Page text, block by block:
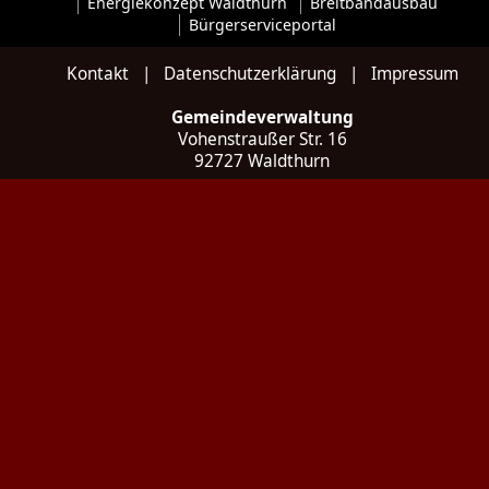
Bürgerserviceportal
Kontakt| Datenschutzerklärung| Impressum
Gemeindeverwaltung
Vohenstraußer Str. 16
92727 Waldthurn